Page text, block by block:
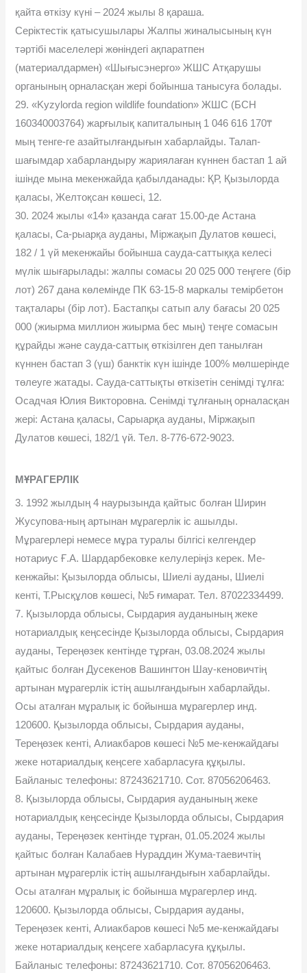
қайта өткізу күні – 2024 жылы 8 қараша.
Серіктестік қатысушылары Жалпы жиналысының күн
тәртібі маселелері жөніндегі ақпаратпен
(материалдармен) «Шығысэнерго» ЖШС Атқарушы
органының орналасқан жері бойынша танысуға болады.
29. «Kyzylorda region wildlife foundation» ЖШС (БСН
160340003764) жарғылық капиталының 1 046 616 170₸
мың тенге-ге азайтылғандығын хабарлайды. Талап-
шағымдар хабарландыру жариялаған күннен бастап 1 ай
ішінде мына мекенжайда қабылданады: ҚР, Қызылорда
қаласы, Желтоқсан көшесі, 12.
30. 2024 жылы «14» қазанда сағат 15.00-де Астана
қаласы, Са-рыарқа ауданы, Міржақып Дулатов көшесі,
182 / 1 үй мекенжайы бойынша сауда-саттыққа келесі
мүлік шығарылады: жалпы сомасы 20 025 000 теңгеге (бір
лот) 267 дана көлемінде ПК 63-15-8 маркалы темірбетон
тақталары (бір лот). Бастапқы сатып алу бағасы 20 025
000 (жиырма миллион жиырма бес мың) теңге сомасын
құрайды және сауда-саттық өткізілген деп танылған
күннен бастап 3 (үш) банктік күн ішінде 100% мөлшерінде
төлеуге жатады. Сауда-саттықты өткізетін сенімді тұлға:
Осадчая Юлия Викторовна. Сенімді тұлғаның орналасқан
жері: Астана қаласы, Сарыарқа ауданы, Міржақып
Дулатов көшесі, 182/1 үй. Тел. 8-776-672-9023.
МҰРАГЕРЛІК
3. 1992 жылдың 4 наурызында қайтыс болған Ширин
Жусупова-ның артынан мұрагерлік іс ашылды.
Мұрагерлері немесе мұра туралы білгісі келгендер
нотариус Ғ.А. Шардарбековке келулеріңіз керек. Ме-
кенжайы: Қызылорда облысы, Шиелі ауданы, Шиелі
кенті, Т.Рысқұлов көшесі, №5 ғимарат. Тел. 87022334499.
7. Қызылорда облысы, Сырдария ауданының жеке
нотариалдық кеңсесінде Қызылорда облысы, Сырдария
ауданы, Тереңөзек кентінде тұрған, 03.08.2024 жылы
қайтыс болған Дусекенов Вашингтон Шау-кеновичтің
артынан мұрагерлік істің ашылғандығын хабарлайды.
Осы аталған мұралық іс бойынша мұрагерлер инд.
120600. Қызылорда облысы, Сырдария ауданы,
Тереңөзек кенті, Алиакбаров көшесі №5 ме-кенжайдағы
жеке нотариалдық кеңсеге хабарласуға құқылы.
Байланыс телефоны: 87243621710. Сот. 87056206463.
8. Қызылорда облысы, Сырдария ауданының жеке
нотариалдық кеңсесінде Қызылорда облысы, Сырдария
ауданы, Тереңөзек кентінде тұрған, 01.05.2024 жылы
қайтыс болған Калабаев Нураддин Жума-таевичтің
артынан мұрагерлік істің ашылғандығын хабарлайды.
Осы аталған мұралық іс бойынша мұрагерлер инд.
120600. Қызылорда облысы, Сырдария ауданы,
Тереңөзек кенті, Алиакбаров көшесі №5 ме-кенжайдағы
жеке нотариалдық кеңсеге хабарласуға құқылы.
Байланыс телефоны: 87243621710. Сот. 87056206463.